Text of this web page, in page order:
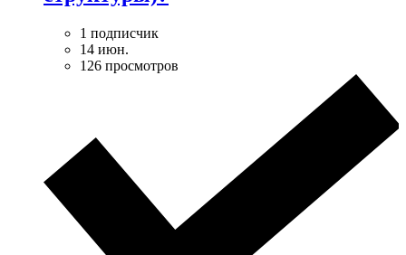
1 подписчик
14 июн.
126 просмотров